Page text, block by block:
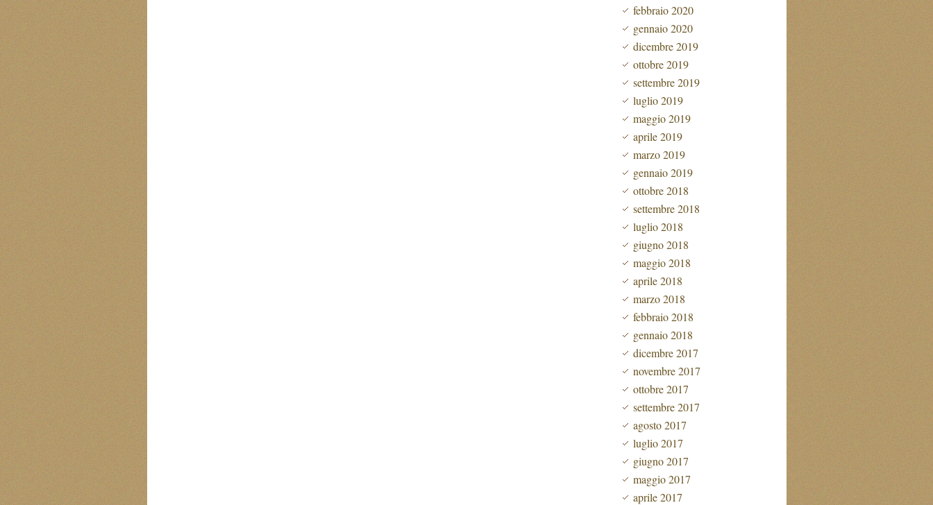
febbraio 2020
gennaio 2020
dicembre 2019
ottobre 2019
settembre 2019
luglio 2019
maggio 2019
aprile 2019
marzo 2019
gennaio 2019
ottobre 2018
settembre 2018
luglio 2018
giugno 2018
maggio 2018
aprile 2018
marzo 2018
febbraio 2018
gennaio 2018
dicembre 2017
novembre 2017
ottobre 2017
settembre 2017
agosto 2017
luglio 2017
giugno 2017
maggio 2017
aprile 2017